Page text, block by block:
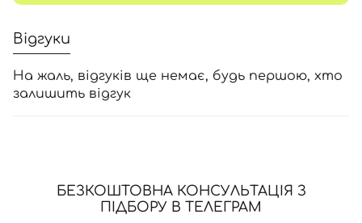
Відгуки
На жаль, відгуків ще немає, будь першою, хто
залишить відгук
БЕЗКОШТОВНА КОНСУЛЬТАЦІЯ З
ПІДБОРУ В ТЕЛЕГРАМ